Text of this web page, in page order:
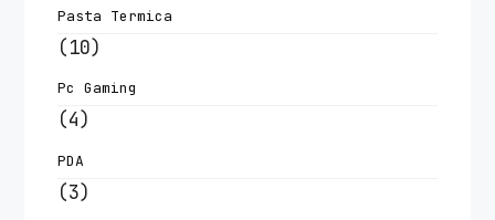
Pasta Termica
(10)
Pc Gaming
(4)
PDA
(3)